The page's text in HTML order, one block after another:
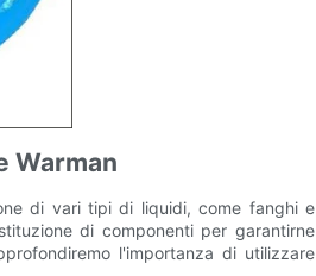
Warman
di vari tipi di liquidi, come fanghi e
di componenti per garantirne
l'importanza di utilizzare